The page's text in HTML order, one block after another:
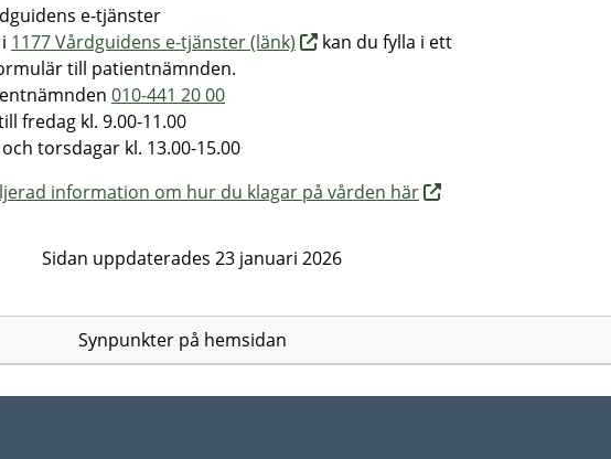
e-tjänster
1177 Vårdguidens e-tjänster (länk)
kan du fylla i ett
till patientnämnden.
010-441 20 00
fredag kl. 9.00-11.00
torsdagar kl. 13.00-15.00
information om hur du klagar på vården här
Sidan uppdaterades 23 januari 2026
Synpunkter på hemsidan